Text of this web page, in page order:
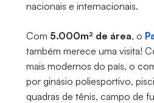
nacionais e internacionais.
Com 5.000m² de área, o
também merece uma visita!
mais modernos do país, o
por ginásio poliesportivo,
quadras de tênis, campo de